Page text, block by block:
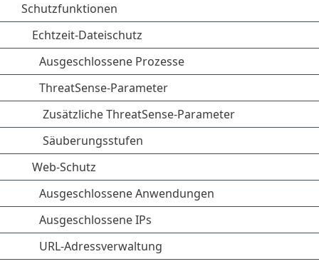
Schutzfunktionen
Echtzeit-Dateischutz
Ausgeschlossene Prozesse
ThreatSense-Parameter
Zusätzliche ThreatSense-Parameter
Säuberungsstufen
Web-Schutz
Ausgeschlossene Anwendungen
Ausgeschlossene IPs
URL-Adressverwaltung